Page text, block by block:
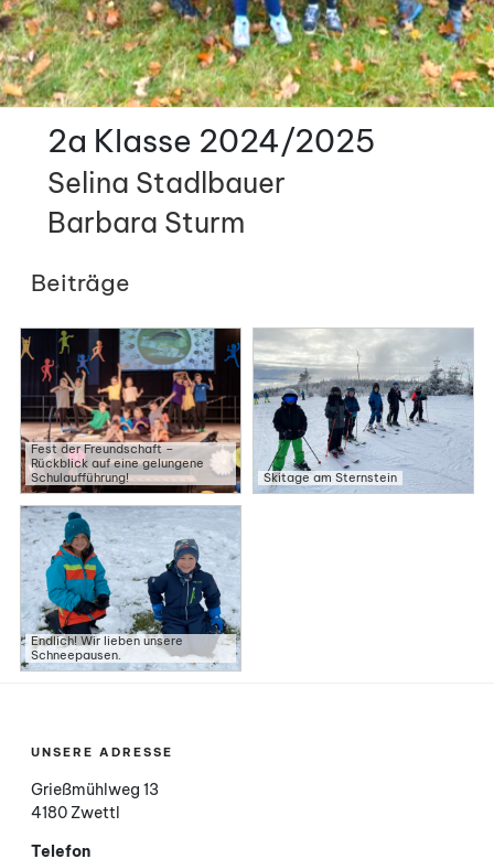
2a Klasse 2024/2025
Selina Stadlbauer
Barbara Sturm
Beiträge
Fest der Freundschaft –
Rückblick auf eine gelungene
Schulaufführung!
Skitage am Sternstein
Endlich! Wir lieben unsere
Schneepausen.
UNSERE ADRESSE
Grießmühlweg 13
4180 Zwettl
Telefon